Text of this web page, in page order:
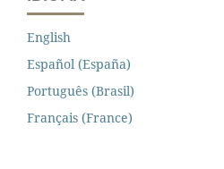
English
Español (España)
Português (Brasil)
Français (France)